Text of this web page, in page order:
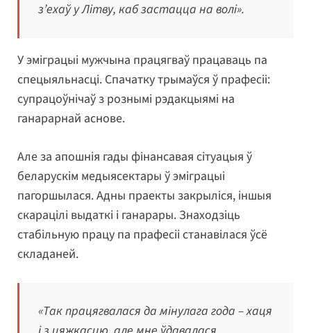
з’ехаў у Літву, каб застацца на волі».
У эміграцыі мужчына працягваў працаваць па
спецыяльнасці. Спачатку трымаўся ў прафесіі:
супрацоўнічаў з рознымі рэдакцыямі на
ганарарнай аснове.
Але за апошнія гады фінансавая сітуацыя ў
беларускім медыясектары ў эміграцыі
пагоршылася. Адны праекты закрыліся, іншыя
скарацілі выдаткі і ганарары. Знаходзіць
стабільную працу па прафесіі станавілася ўсё
складаней.
«Так працягвалася да мінулага года – хаця